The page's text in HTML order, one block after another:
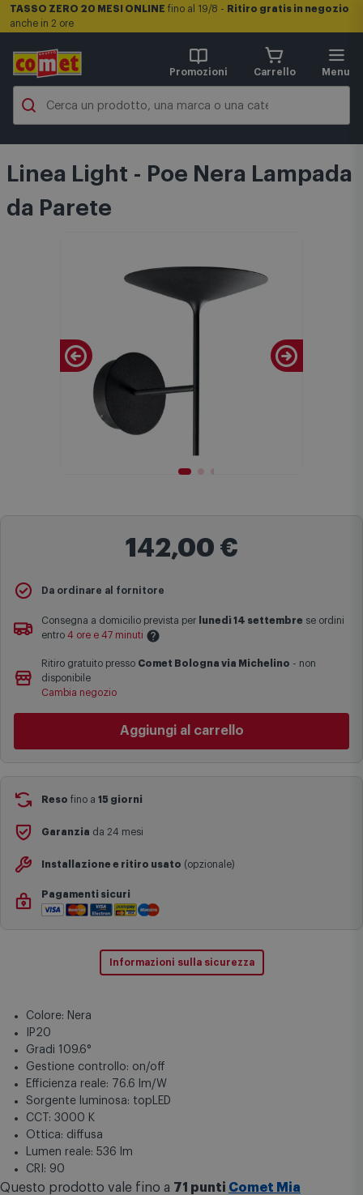
TASSO ZERO 20 MESI ONLINE fino al 19/8 - Ritiro gratis in negozio
anche in 2 ore
Promozioni Carrello Menu
Linea Light - Poe Nera Lampada
da Parete
142,00 €
Da ordinare al fornitore
Consegna a domicilio prevista per lunedì 14 settembre se ordini
entro 4 ore e 47 minuti
Le date previste per la consegna sono una stima approssimativa
basata sulle statistiche di consegna in possesso di Comet.
complesse come isole e regioni montane, consegna nei periodi
festivi e ricorrenze principali o in circostanze eccezionali).
nella pagina del prodotto.
Ritiro gratuito presso Comet Bologna via Michelino - non
disponibile
Cambia negozio
Aggiungi al carrello
Reso fino a 15 giorni
Garanzia da 24 mesi
Installazione e ritiro usato (opzionale)
Pagamenti sicuri
Informazioni sulla sicurezza
Colore: Nera
IP20
Gradi 109.6°
Gestione controllo: on/off
Efficienza reale: 76.6 lm/W
Sorgente luminosa: topLED
CCT: 3000 K
Ottica: diffusa
Lumen reale: 536 lm
CRI: 90
Questo prodotto vale fino a 71 punti Comet Mia